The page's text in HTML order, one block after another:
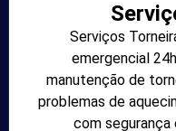
Serviços
emergencial
manutenção de
problemas de
com segurança